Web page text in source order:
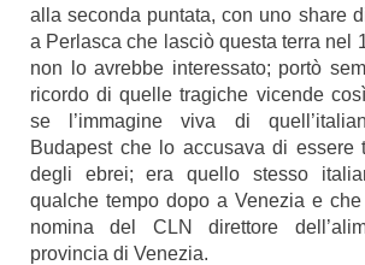
alla seconda puntata, con uno share
a Perlasca che lasciò questa terra nel
non lo avrebbe interessato; portò
ricordo di quelle tragiche vicende
se l’immagine viva di
Budapest che lo accusava di essere
degli ebrei; era quello stesso
qualche tempo dopo a Venezia e
nomina del CLN direttore
provincia di Venezia.